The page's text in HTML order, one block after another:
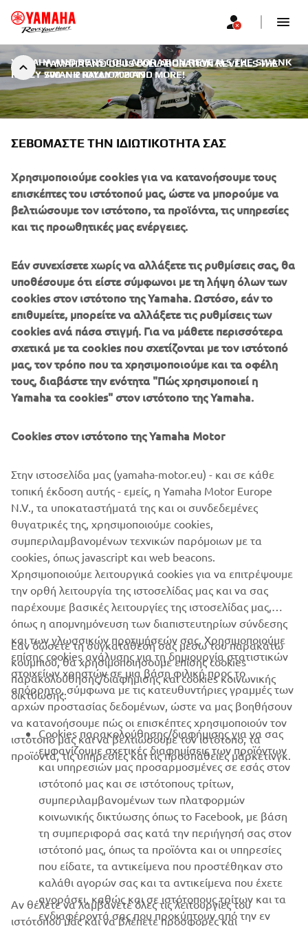
YAMAHA AND DEUS COLLABORATION REVEALS THE
SWANK RALLY 700 AND MORE!
YAMAHA AND DEUS COLLABORATION REVEALS THE SWANK
RALLY 700 | 2 ΙΟΥΛΊΟΥ 2019
YAMAHA AND DEUS
COLLABORATION REVEALS
THE SWANK RALLY 700 AND
From the beginning of the official Global Partnership
between Yamaha and Deus in 2013, the already existing
collaboration has been growing ever stronger. As a global
technical partner Yamaha has been providing support for
international events in Europe, USA and Australia. Of
course what put the two brands together in the first place
was their shared passion for motorcycle and customization
that has originated a wide range of unique projects.
The latest offering, the Swank Rally 700, takes the cool
essence of Deus and blends it perfectly with Yamaha's
versatile and easily customizable XSR700. The result is a
true Deus custom that delivers the engaging and
emotional riding experience that the XSR is famous for.
ΕΤΑΙΡΕΊΑ
B2B
ΠΕΡΙΣΣΌΤΕΡΑ YAMAHA
SUPPORT
ΕΝΗΜΕΡΩΤΙΚΟ ΔΕΛΤΙΟ
Γίνετε ο πρώτος που θα μάθετε για τις τελευταίες προσφορές, τις
ειδικές εκδηλώσεις, τις νέες κυκλοφορίες και πολλά άλλα
ΕΓΓΡΑΦΉ
ΣΕΒΌΜΑΣΤΕ ΤΗΝ ΙΔΙΩΤΙΚΌΤΗΤΆ ΣΑΣ
Χρησιμοποιούμε cookies για να κατανοήσουμε τους
επισκέπτες του ιστότοπού μας, ώστε να μπορούμε να
βελτιώσουμε τον ιστότοπο, τα προϊόντα, τις υπηρεσίες
και τις προωθητικές μας ενέργειες.
Εάν συνεχίσετε χωρίς να αλλάξετε τις ρυθμίσεις σας, θα
υποθέσουμε ότι είστε σύμφωνοι με τη λήψη όλων των
cookies στον ιστότοπο της Yamaha. Ωστόσο, εάν το
επιθυμείτε, μπορείτε να αλλάξετε τις ρυθμίσεις των
cookies ανά πάσα στιγμή. Για να μάθετε περισσότερα
σχετικά με τα cookies που σχετίζονται με τον ιστότοπό
μας, τον τρόπο που τα χρησιμοποιούμε και τα οφέλη
τους, διαβάστε την ενότητα "Πώς χρησιμοποιεί η
Yamaha τα cookies" στον ιστότοπο της Yamaha.
Cookies στον ιστότοπο της Yamaha Motor
Στην ιστοσελίδα μας (yamaha-motor.eu) - και σε κάθε
τοπική έκδοση αυτής - εμείς, η Yamaha Motor Europe
N.V., τα υποκαταστήματά της και οι συνδεδεμένες
θυγατρικές της, χρησιμοποιούμε cookies,
συμπεριλαμβανομένων τεχνικών παρόμοιων με τα
cookies, όπως javascript και web beacons.
Χρησιμοποιούμε λειτουργικά cookies για να επιτρέψουμε
την ορθή λειτουργία της ιστοσελίδας μας και να σας
παρέχουμε βασικές λειτουργίες της ιστοσελίδας μας,
όπως η απομνημόνευση των διαπιστευτηρίων σύνδεσης
και των γλωσσικών προτιμήσεών σας. Χρησιμοποιούμε
επίσης cookies ανάλυσης για τη δημιουργία στατιστικών
στοιχείων χρηστών σε μια βάση φιλική προς το
απόρρητο, σύμφωνα με τις κατευθυντήριες γραμμές των
αρχών προστασίας δεδομένων, ώστε να μας βοηθήσουν
να κατανοήσουμε πώς οι επισκέπτες χρησιμοποιούν τον
ιστότοπό μας και να βελτιώσουμε τον ιστότοπο, τα
προϊόντα, τις υπηρεσίες και τις προσπάθειες μάρκετινγκ.
Εάν δώσετε τη συγκατάθεσή σας μέσω του παρακάτω
κουμπιού, θα χρησιμοποιήσουμε επίσης cookies
παρακολούθησης/διαφήμισης και cookies κοινωνικής
δικτύωσης:
Cookies παρακολούθησης/διαφήμισης για να σας
εμφανίζουμε σχετικές διαφημίσεις των προϊόντων
και υπηρεσιών μας προσαρμοσμένες σε εσάς στον
ιστότοπό μας και σε ιστότοπους τρίτων,
συμπεριλαμβανομένων των πλατφορμών
κοινωνικής δικτύωσης όπως το Facebook, με βάση
τη συμπεριφορά σας κατά την περιήγησή σας στον
ιστότοπό μας, όπως τα προϊόντα και οι υπηρεσίες
που είδατε, τα αντικείμενα που προστέθηκαν στο
καλάθι αγορών σας και τα αντικείμενα που έχετε
αγοράσει, καθώς και σε ιστότοπους τρίτων και τα
ενδιαφέροντά σας που προκύπτουν από την εν
Αν θέλετε να λαμβάνετε όλες τις λειτουργίες του
ιστότοπού μας και να βλέπετε προσφορές και